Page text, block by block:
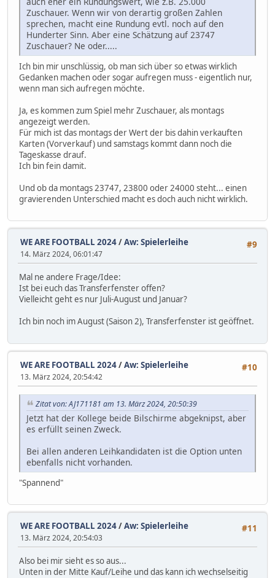
Zuschauer. Wenn wir von derartig großen Zahlen
sprechen, macht eine Rundung evtl. noch auf den
Hunderter Sinn. Aber eine Schätzung auf 23747
Zuschauer? Ne oder.....
Ich bin mir unschlüssig, ob man sich über so etwas wirklich
Gedanken machen oder sogar aufregen muss - eigentlich nur,
wenn man sich aufregen möchte.
Ja, es kommen zum Spiel mehr Zuschauer, als montags
angezeigt werden.
Für mich ist das montags der Wert der bis dahin verkauften
Karten (Vorverkauf) und samstags kommt dann noch die
Tageskasse drauf.
Ich bin fein damit.
Und ob da montags 23747, 23800 oder 24000 steht... einen
gravierenden Unterschied macht es doch auch nicht wirklich.
#9
WE ARE FOOTBALL 2024/Aw: Spielerleihe
14. März 2024, 06:01:47
Mal ne andere Frage/Idee:
Ist bei euch das Transferfenster offen?
Vielleicht geht es nur Juli-August und Januar?
Ich bin noch im August (Saison 2), Transferfenster ist geöffnet.
#10
WE ARE FOOTBALL 2024/Aw: Spielerleihe
13. März 2024, 20:54:42
Zitat von: AJ171181 am 13. März 2024, 20:50:39
Jetzt hat der Kollege beide Bilschirme abgeknipst, aber
es erfüllt seinen Zweck.
Bei allen anderen Leihkandidaten ist die Option unten
ebenfalls nicht vorhanden.
"Spannend"
#11
WE ARE FOOTBALL 2024/Aw: Spielerleihe
13. März 2024, 20:54:03
Also bei mir sieht es so aus...
Unten in der Mitte Kauf/Leihe und das kann ich wechselseitig